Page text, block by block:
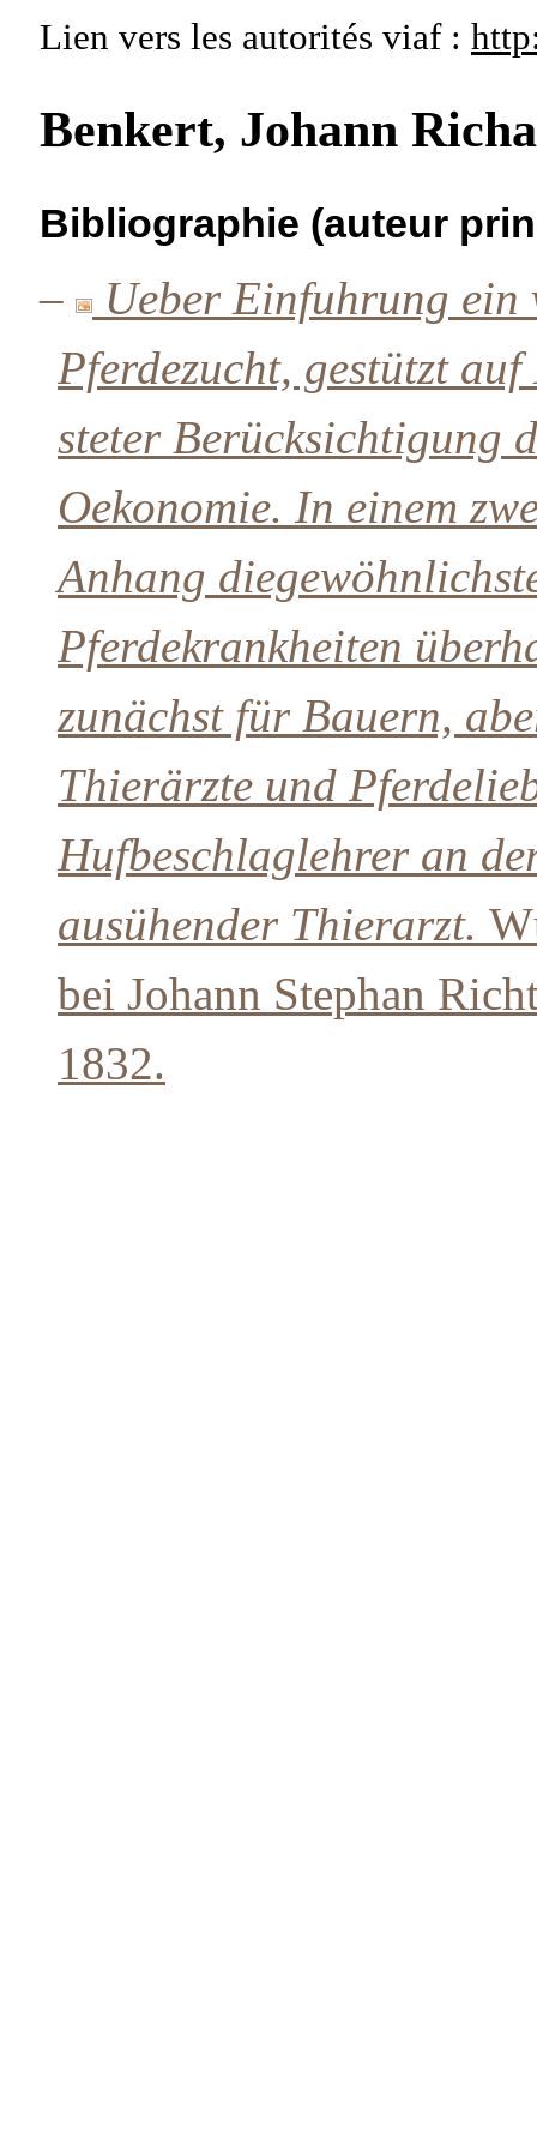
Lien vers les autorités viaf :
Benkert, Johann
Bibliographie (auteur
–
Ueber Einfuhrung
Pferdezucht, gestützt
steter Berücksichtigung
Oekonomie. In einem
Anhang
Pferdekrankheiten
zunächst für Bauern,
Thierärzte und
Hufbeschlaglehrer an
ausühender Thierarzt.
bei Johann Stephan
1832.